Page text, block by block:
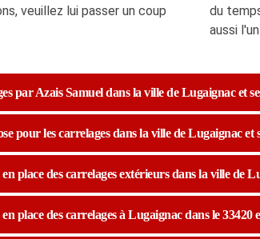
veuillez lui passer un coup
du
aussi
par Azais Samuel dans la ville de Lugaignac et
pour les carrelages dans la ville de Lugaignac et
place des carrelages extérieurs dans la ville de
place des carrelages à Lugaignac dans le 33420